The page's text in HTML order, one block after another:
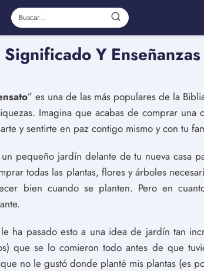
Y Enseñanzas
” es una de las más populares de la
Imagina que acabas de comprar una
y sentirte en paz contigo mismo y con tu
pequeño jardín delante de tu nueva casa
todas las plantas, flores y árboles
bien cuando se planten. Pero en
ha pasado esto a una idea de jardín tan
que se lo comieron todo antes de que
no le gustó donde planté mis plantas (es